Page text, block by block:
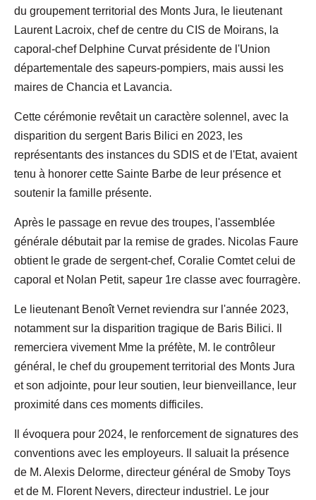
du groupement territorial des Monts Jura, le lieutenant
Laurent Lacroix, chef de centre du CIS de Moirans, la
caporal-chef Delphine Curvat présidente de l'Union
départementale des sapeurs-pompiers, mais aussi les
maires de Chancia et Lavancia.
Cette cérémonie revêtait un caractère solennel, avec la
disparition du sergent Baris Bilici en 2023, les
représentants des instances du SDIS et de l'Etat, avaient
tenu à honorer cette Sainte Barbe de leur présence et
soutenir la famille présente.
Après le passage en revue des troupes, l'assemblée
générale débutait par la remise de grades. Nicolas Faure
obtient le grade de sergent-chef, Coralie Comtet celui de
caporal et Nolan Petit, sapeur 1re classe avec fourragère.
Le lieutenant Benoît Vernet reviendra sur l'année 2023,
notamment sur la disparition tragique de Baris Bilici. Il
remerciera vivement Mme la préfète, M. le contrôleur
général, le chef du groupement territorial des Monts Jura
et son adjointe, pour leur soutien, leur bienveillance, leur
proximité dans ces moments difficiles.
Il évoquera pour 2024, le renforcement de signatures des
conventions avec les employeurs. Il saluait la présence
de M. Alexis Delorme, directeur général de Smoby Toys
et de M. Florent Nevers, directeur industriel. Le jour